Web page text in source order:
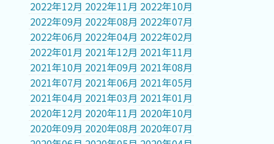
2022年12月 2022年11月 2022年10月
2022年09月 2022年08月 2022年07月
2022年06月 2022年04月 2022年02月
2022年01月 2021年12月 2021年11月
2021年10月 2021年09月 2021年08月
2021年07月 2021年06月 2021年05月
2021年04月 2021年03月 2021年01月
2020年12月 2020年11月 2020年10月
2020年09月 2020年08月 2020年07月